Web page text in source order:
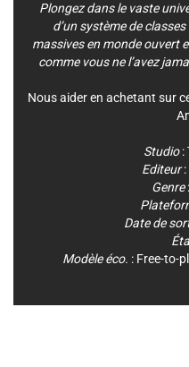
Plongez dans le vaste
d’un système de
massives en monde ouvert
comme vous ne l’avez
Nous aider en achetant sur
Studio:
Editeur:
Genre:
Date de
Modèle éco. : Free-to-